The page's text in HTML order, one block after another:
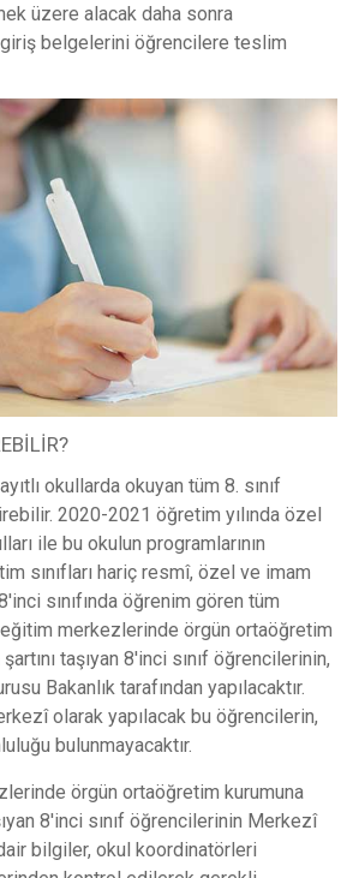
üzere alacak daha sonra
giriş belgelerini öğrencilere teslim
okullarda okuyan tüm 8. sınıf
2020-2021 öğretim yılında özel
ile bu okulun programlarının
sınıfları hariç resmî, özel ve imam
sınıfında öğrenim gören tüm
merkezlerinde örgün ortaöğretim
taşıyan 8'inci sınıf öğrencilerinin,
Bakanlık tarafından yapılacaktır.
olarak yapılacak bu öğrencilerin,
bulunmayacaktır.
örgün ortaöğretim kurumuna
8'inci sınıf öğrencilerinin Merkezî
bilgiler, okul koordinatörleri